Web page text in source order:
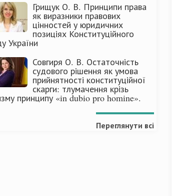
Грищук О. В. Принципи права
як виразники правових
цінностей у юридичних
позиціях Конституційного
України
Совгиря О. В. Остаточність
судового рішення як умова
прийнятності конституційної
скарги: тлумачення крізь
принципу «in dubio pro homine».
Переглянути всі